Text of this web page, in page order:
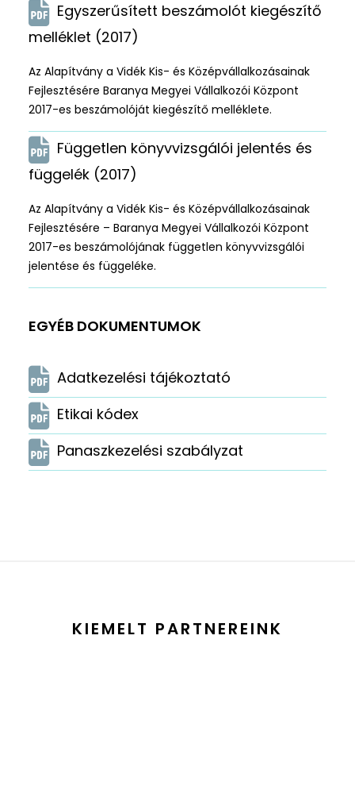
Egyszerűsített beszámolót kiegészítő
melléklet (2017)
Az Alapítvány a Vidék Kis- és Középvállalkozásainak
Fejlesztésére Baranya Megyei Vállalkozói Központ
2017-es beszámolóját kiegészítő melléklete.
Független könyvvizsgálói jelentés és
függelék (2017)
Az Alapítvány a Vidék Kis- és Középvállalkozásainak
Fejlesztésére – Baranya Megyei Vállalkozói Központ
2017-es beszámolójának független könyvvizsgálói
jelentése és függeléke.
EGYÉB DOKUMENTUMOK
Adatkezelési tájékoztató
Etikai kódex
Panaszkezelési szabályzat
KIEMELT PARTNEREINK